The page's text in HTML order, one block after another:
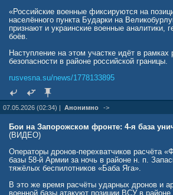
Русские все ещё очень сильны и ставят всё
Поэтому условия для обороны очень
авторы аналитики.
rusvesna.su/news/1778179166
«Российские военные фиксируются на
населённого пункта Бударки на
признают и украинские военные аналитики,
боёв.
Наступление на этом участке идёт в
безопасности в районе российской границы.
rusvesna.su/news/1778133895
07.05.2026 (02:34) | Анонимно ->
Бои на Запорожском фронте: 4-я база
(ВИДЕО)
Операторы дронов-перехватчиков расчёта
базы 58-й Армии за ночь в районе н. п.
тяжёлых беспилотников «Баба Яга».
В это же время расчёты ударных дронов и
военной базы атакуют позиции ВСУ в